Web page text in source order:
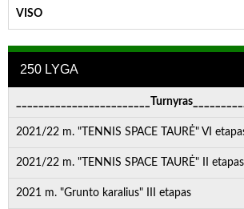
VISO
250 LYGA
2021/22 m. "TENNIS SPACE TAURĖ" VI
2021/22 m. "TENNIS SPACE TAURĖ" II etapas
2021 m. "Grunto karalius" III etapas